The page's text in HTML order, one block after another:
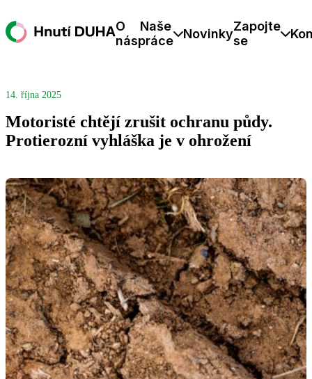
O
nás
Naše
práce
NovinkyZapojte
se
14. října 2025
Motoristé chtějí zrušit ochranu půdy.
Protierozní vyhláška je v ohrožení